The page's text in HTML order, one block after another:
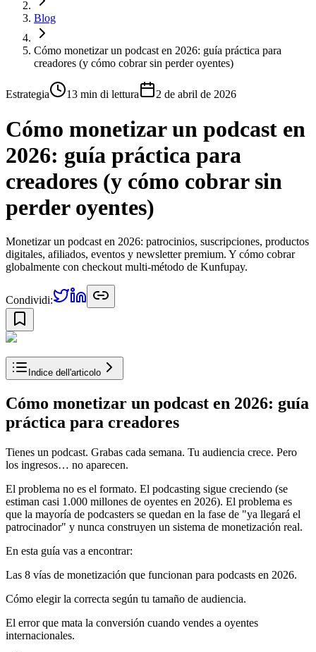
Blog
Cómo monetizar un podcast en 2026: guía práctica para
creadores (y cómo cobrar sin perder oyentes)
Estrategia 13 min di lettura 2 de abril de 2026
Cómo monetizar un podcast en
2026: guía práctica para
creadores (y cómo cobrar sin
perder oyentes)
Monetizar un podcast en 2026: patrocinios, suscripciones, productos
digitales, afiliados, eventos y newsletter premium. Y cómo cobrar
globalmente con checkout multi-método de Kunfupay.
Condividi:
Indice dell'articolo
Cómo monetizar un podcast en 2026: guía
práctica para creadores
Tienes un podcast. Grabas cada semana. Tu audiencia crece. Pero
los ingresos… no aparecen.
El problema no es el formato. El podcasting sigue creciendo (se
estiman casi 1.000 millones de oyentes en 2026). El problema es
que la mayoría de podcasters se quedan en la fase de "ya llegará el
patrocinador" y nunca construyen un sistema de monetización real.
En esta guía vas a encontrar:
Las 8 vías de monetización que funcionan para podcasts en 2026.
Cómo elegir la correcta según tu tamaño de audiencia.
El error que mata la conversión cuando vendes a oyentes
internacionales.